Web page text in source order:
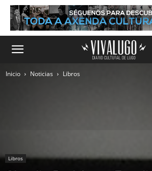
Inicio Noticias Libros
Libros